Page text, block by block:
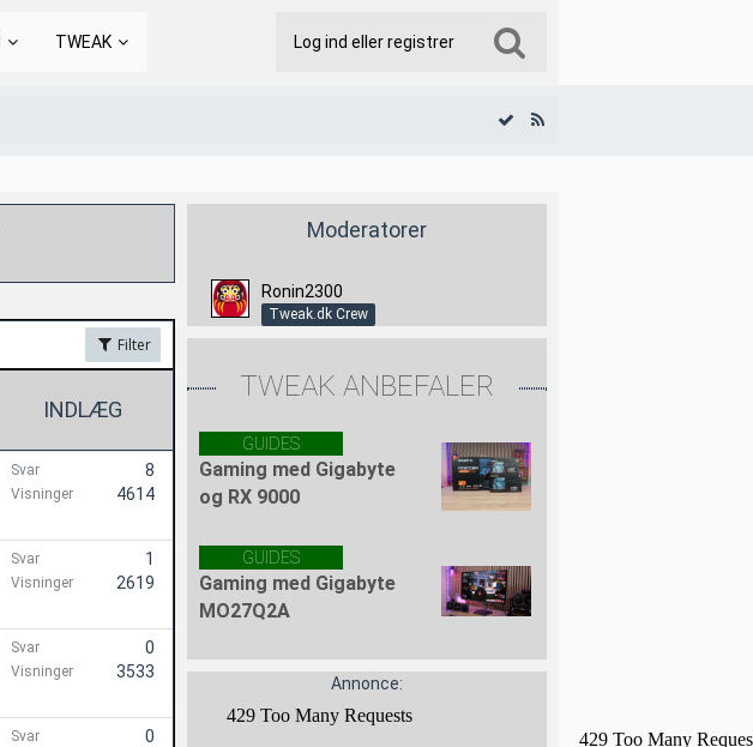
TWEAK Log ind eller registrer
Filter
INDLÆG
Svar 8
Visninger 4614
Svar 1
Visninger 2619
Svar 0
Visninger 3533
Svar 0
Moderatorer
Ronin2300
Tweak.dk Crew
TWEAK ANBEFALER
GUIDES
Gaming med Gigabyte
og RX 9000
GUIDES
Gaming med Gigabyte
MO27Q2A
Annonce: